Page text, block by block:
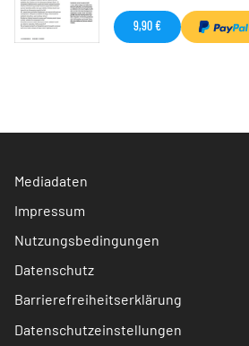
9,90 €
Mediadaten
Impressum
Nutzungsbedingungen
Datenschutz
Barrierefreiheitserklärung
Datenschutzeinstellungen